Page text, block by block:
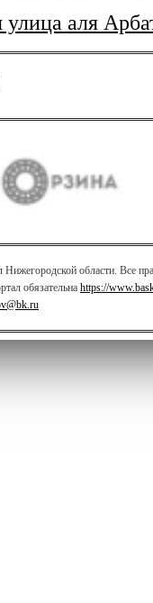
аля
области. Все
обязательна https://